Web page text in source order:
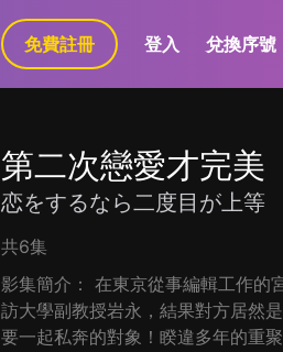
免費註冊 登入 兌換序號
第二次戀愛才完美
恋をするなら二度目が上等
共6集
影集簡介： 在東京從事編輯工作的
訪大學副教授岩永，結果對方居然
要一起私奔的對象！睽違多年的重